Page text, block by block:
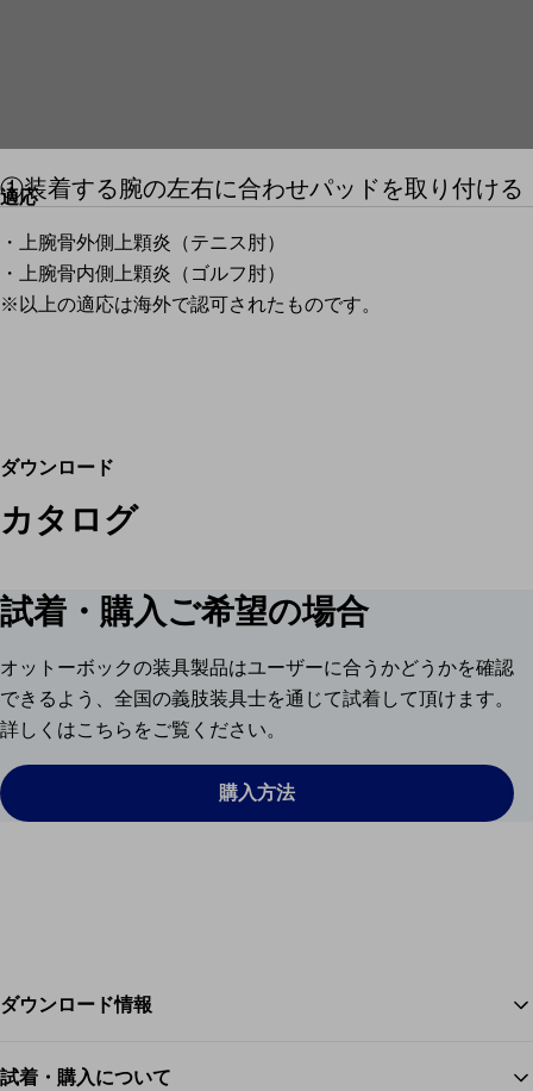
①装着する腕の左右に合わせパッドを取り付ける
適応
・上腕骨外側上顆炎（テニス肘）
・上腕骨内側上顆炎（ゴルフ肘）
※以上の適応は海外で認可されたものです。
ダウンロード
カタログ
試着・購入ご希望の場合
オットーボックの装具製品はユーザーに合うかどうかを確認
できるよう、全国の義肢装具士を通じて試着して頂けます。
詳しくはこちらをご覧ください。
購入方法
ダウンロード情報
試着・購入について